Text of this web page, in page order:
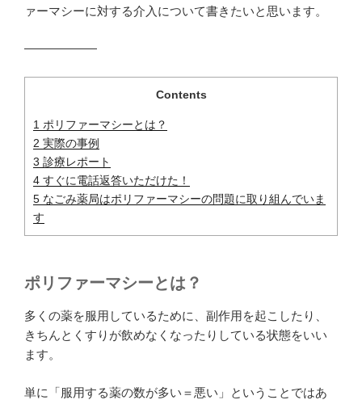
ァーマシーに対する介入について書きたいと思います。
――――――
Contents
1 ポリファーマシーとは？
2 実際の事例
3 診療レポート
4 すぐに電話返答いただけた！
5 なごみ薬局はポリファーマシーの問題に取り組んでいま
す
ポリファーマシーとは？
多くの薬を服用しているために、副作用を起こしたり、
きちんとくすりが飲めなくなったりしている状態をいい
ます。
単に「服用する薬の数が多い＝悪い」ということではあ